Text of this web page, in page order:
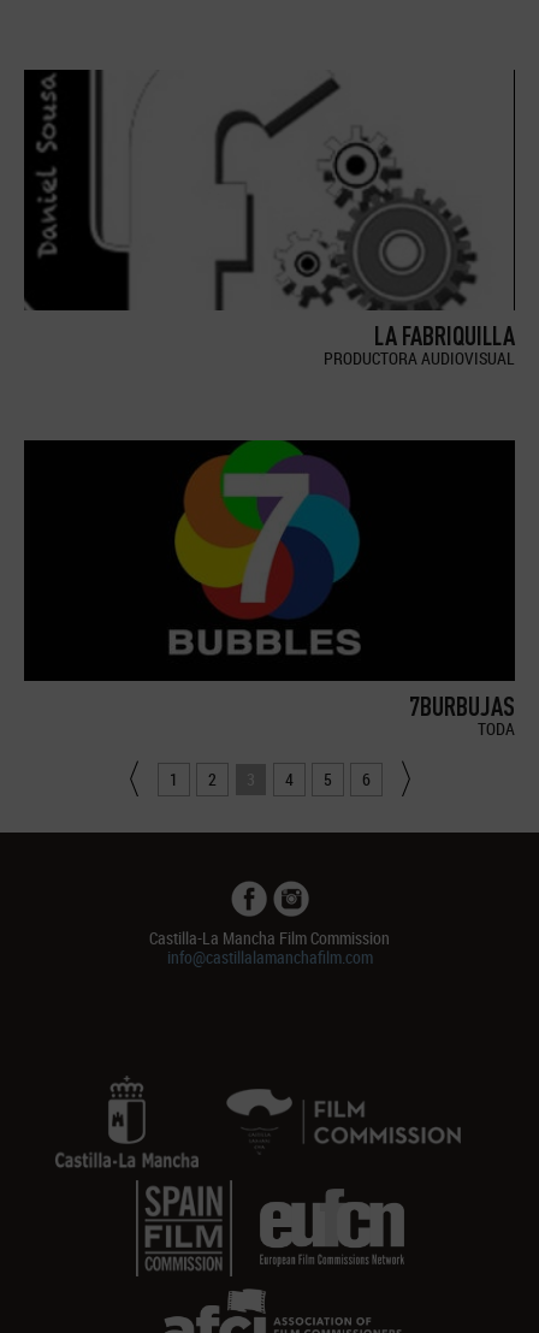
LA FABRIQUILLA
PRODUCTORA AUDIOVISUAL
7BURBUJAS
TODA
1 2 3 4 5 6
Castilla-La Mancha Film Commission
info@castillalamanchafilm.com